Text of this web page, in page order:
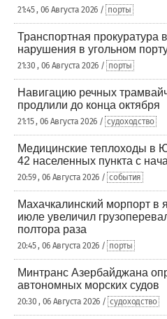
21:45 , 06 Августа 2026 / порты
Транспортная прокуратура
нарушения в угольном
21:30 , 06 Августа 2026 / порты
Навигацию речных
продлили до конца октября
21:15 , 06 Августа 2026 / судоходство
Медицинские теплоходы в
42 населенных пункта с
20:59 , 06 Августа 2026 / события
Махачкалинский морпорт в
июле увеличил
полтора раза
20:45 , 06 Августа 2026 / порты
Минтранс Азербайджана
автономных морских судов
20:30 , 06 Августа 2026 / судоходство